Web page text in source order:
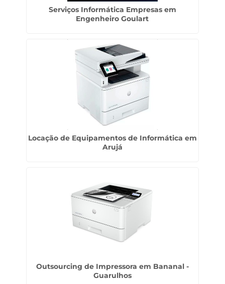
Serviços Informática Empresas em
Engenheiro Goulart
Locação de Equipamentos de Informática em
Arujá
Outsourcing de Impressora em Bananal -
Guarulhos